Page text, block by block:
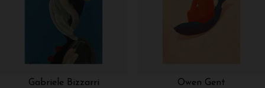
Gabriele Bizzarri Owen Gent